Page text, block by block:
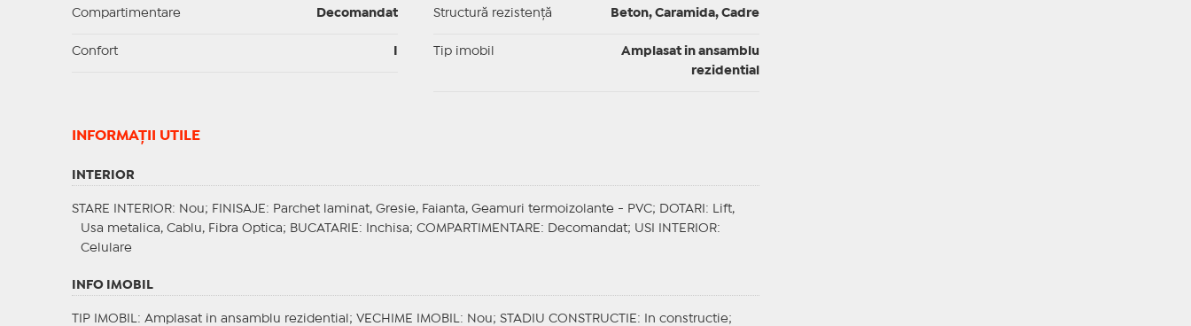
Compartimentare Decomandat
Confort
Structură rezistență Beton, Caramida, Cadre
Tip imobil
Amplasat in ansamblu
rezidential
INFORMAŢII UTILE
INTERIOR
STARE INTERIOR: Nou; FINISAJE : Parchet laminat, Gresie, Faianta, Geamuri termoizolante - PVC; DOTARI : Lift,
Usa metalica, Cablu, Fibra Optica; BUCATARIE : Inchisa; COMPARTIMENTARE : Decomandat; USI INTERIOR:
Celulare
INFO IMOBIL
TIP IMOBIL : Amplasat in ansamblu rezidential; VECHIME IMOBIL : Nou; STADIU CONSTRUCTIE : In constructie;